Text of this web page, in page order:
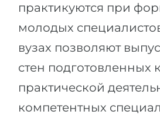
практикуются при
молодых
вузах позволяют
стен подготовленных к
практической
компетентных